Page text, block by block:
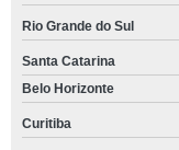
Rio Grande do Sul
Santa Catarina
Belo Horizonte
Curitiba